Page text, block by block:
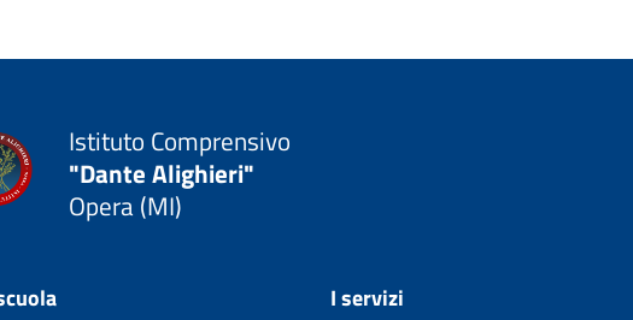
Istituto Comprensivo
"Dante Alighieri"
Opera (MI)
I servizi